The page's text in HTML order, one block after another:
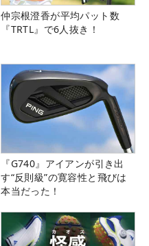
仲宗根澄香が平均パット数
『TRTL』で6人抜き！
『G740』アイアンが引き出
す“反則級”の寛容性と飛びは
本当だった！